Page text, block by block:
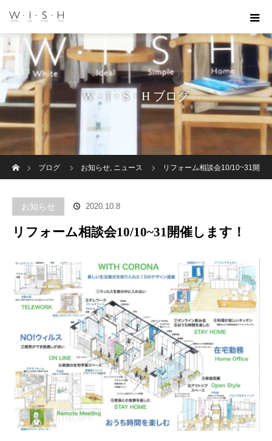
W・I・S・H ブログ
ブログ
お知らせ, ニュース リフォーム相談会10/10~31開
お知らせ 2020.10.8
リフォーム相談会10/10~31開催します！